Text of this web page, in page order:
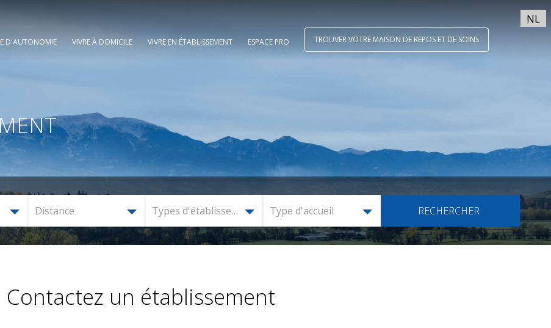
NL
D'AUTONOMIE VIVRE À DOMICILE VIVRE EN ÉTABLISSEMENT ESPACE PRO TROUVER VOTRE MAISON DE REPOS ET DE SOINS
Distance Types d'établissement Type d'accueil RECHERCHER
Contactez un établissement